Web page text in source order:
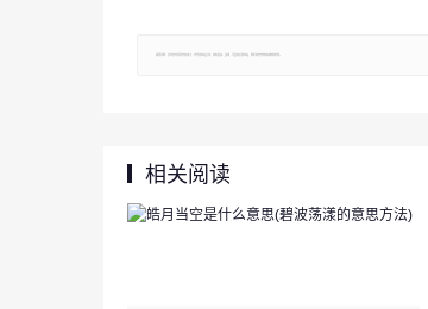
郑重声明：文章仅代表原作者观点，不代表本站立场；如有侵权、违规，可直接反馈本站，我们将会作修改或删除处理。
相关阅读